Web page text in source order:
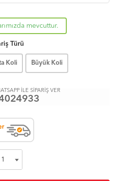
mevcuttur.
Türü
Koli Büyük Koli
İLE SİPARİŞ VER